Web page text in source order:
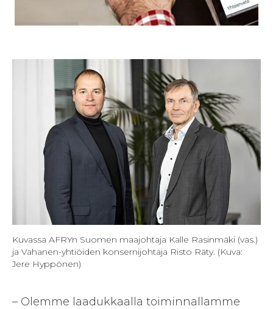
Kuvassa AFRYn Suomen maajohtaja Kalle Rasinmäki (vas.)
ja Vahanen-yhtiöiden konsernijohtaja Risto Räty. (Kuva:
Jere Hyppönen)
– Olemme laadukkaalla toiminnallamme